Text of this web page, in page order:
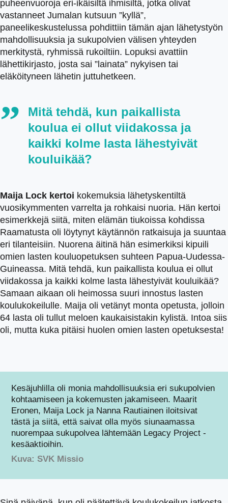
puheenvuoroja eri-ikäisiltä ihmisiltä, jotka olivat
vastanneet Jumalan kutsuun ”kyllä”,
paneelikeskustelussa pohdittiin tämän ajan lähetystyön
mahdollisuuksia ja sukupolvien välisen yhteyden
merkitystä, ryhmissä rukoiltiin. Lopuksi avattiin
lähettikirjasto, josta sai ”lainata” nykyisen tai
eläköityneen lähetin juttuhetkeen.
Mitä tehdä, kun paikallista
koulua ei ollut viidakossa ja
kaikki kolme lasta lähestyivät
kouluikää?
Maija Lock kertoi kokemuksia lähetyskentiltä
vuosikymmenten varrelta ja rohkaisi nuoria. Hän kertoi
esimerkkejä siitä, miten elämän tiukoissa kohdissa
Raamatusta oli löytynyt käytännön ratkaisuja ja suuntaa
eri tilanteisiin. Nuorena äitinä hän esimerkiksi kipuili
omien lasten kouluopetuksen suhteen Papua-Uudessa-
Guineassa. Mitä tehdä, kun paikallista koulua ei ollut
viidakossa ja kaikki kolme lasta lähestyivät kouluikää?
Samaan aikaan oli heimossa suuri innostus lasten
koulukokeilulle. Maija oli vetänyt monta opetusta, jolloin
64 lasta oli tullut meloen kaukaisistakin kylistä. Intoa siis
oli, mutta kuka pitäisi huolen omien lasten opetuksesta!
Kesäjuhlilla oli monia mahdollisuuksia eri sukupolvien
kohtaamiseen ja kokemusten jakamiseen. Maarit
Eronen, Maija Lock ja Nanna Rautiainen iloitsivat
tästä ja siitä, että saivat olla myös siunaamassa
nuorempaa sukupolvea lähtemään Legacy Project -
kesäaktioihin.
Kuva: SVK Missio